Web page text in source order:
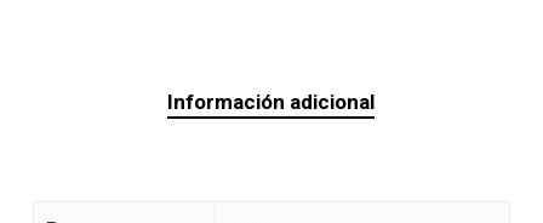
Información adicional